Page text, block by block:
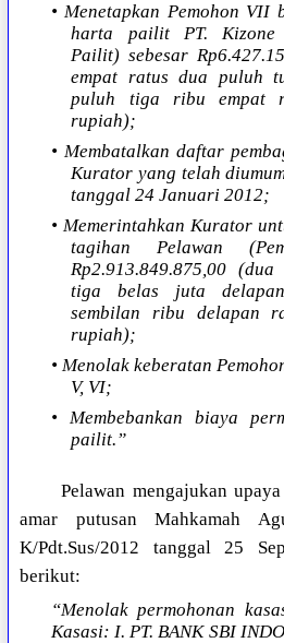
• Menetapkan Pemohon VII
harta pailit PT. Kizone
Pailit) sebesar
empat ratus dua puluh
puluh tiga ribu empat
rupiah);
• Membatalkan daftar
Kurator yang telah
tanggal 24 Januari 2012;
• Memerintahkan Kurator
tagihan Pelawan
Rp2.913.849.875,00
tiga belas juta
sembilan ribu delapan
rupiah);
• Menolak keberatan
V, VI;
• Membebankan biaya
pailit.”
Pelawan mengajukan
amar putusan Mahkamah
K/Pdt.Sus/2012 tanggal 25
berikut:
“Menolak permohonan
Kasasi: I. PT. BANK SBI